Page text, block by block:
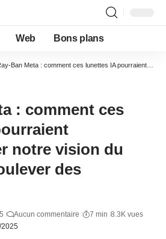
Web Bons plans
Ban Meta : comment ces lunettes IA pourraient révolutionner notre vision du monde (et soulever des questions)
: comment ces
notre vision du
des
Aucun commentaire 7 min 8.3K vues